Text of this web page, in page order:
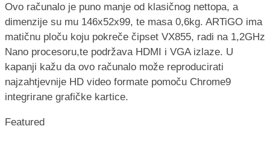
Ovo računalo je puno manje od klasičnog nettopa, a
dimenzije su mu 146x52x99, te masa 0,6kg. ARTiGO ima
matičnu ploču koju pokreče čipset VX855, radi na 1,2GHz
Nano procesoru,te podržava HDMI i VGA izlaze. U
kapanji kažu da ovo računalo može reproducirati
najzahtjevnije HD video formate pomoču Chrome9
integrirane grafičke kartice.
Featured